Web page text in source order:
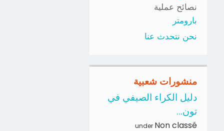
نصائح عملية
بارومتر
نحن نتحدث عنا
منشورات شعبية
دليل الكراء الصيفي في
تون...
under Non classé